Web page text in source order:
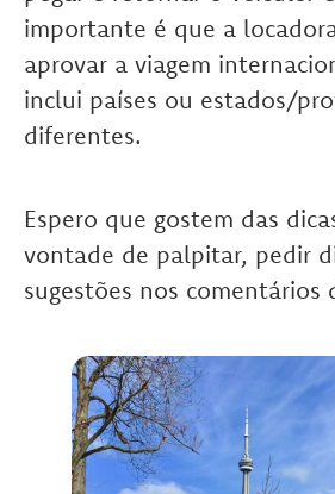
importante é que a
aprovar a viagem
inclui países ou estados/
diferentes.
Espero que gostem das
vontade de palpitar, pedir
sugestões nos comentários